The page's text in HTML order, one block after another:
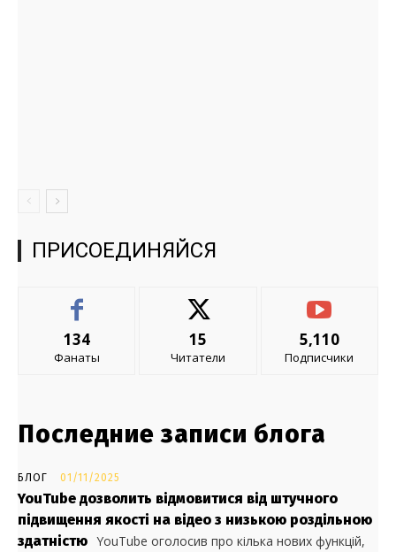
ПРИСОЕДИНЯЙСЯ
134
Фанаты
15
Читатели
5,110
Подписчики
Последние записи блога
БЛОГ 01/11/2025
YouTube дозволить відмовитися від штучного
підвищення якості на відео з низькою роздільною
здатністю YouTube оголосив про кілька нових функцій,